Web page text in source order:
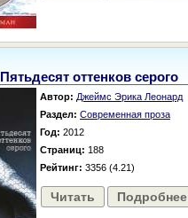
Пятьдесят оттенков серого
Автор: Джеймс Эрика Леонард
Раздел: Современная проза
Год: 2012
Страниц: 188
Рейтинг: 3356 (4.21)
Читать Подробнее